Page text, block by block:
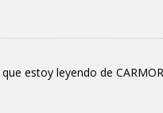
estoy leyendo de